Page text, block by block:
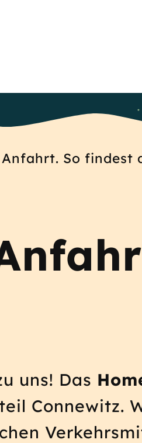
So findest
uns! Das
Connewitz.